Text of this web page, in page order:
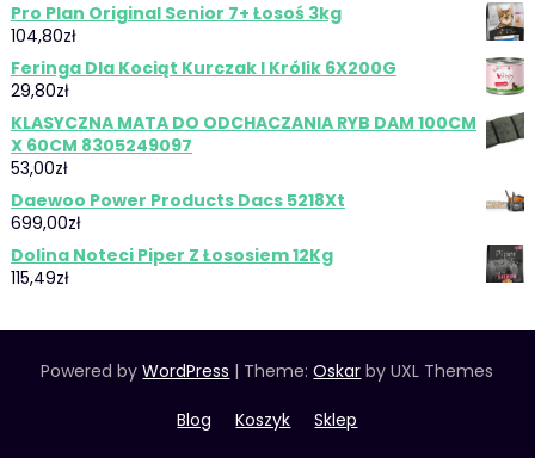
Pro Plan Original Senior 7+ Łosoś 3kg
104,80zł
Feringa Dla Kociąt Kurczak I Królik 6X200G
29,80zł
KLASYCZNA MATA DO ODCHACZANIA RYB DAM 100CM
X 60CM 8305249097
53,00zł
Daewoo Power Products Dacs 5218Xt
699,00zł
Dolina Noteci Piper Z Łososiem 12Kg
115,49zł
Powered byWordPress | Theme:Oskar by UXL Themes
Blog Koszyk Sklep